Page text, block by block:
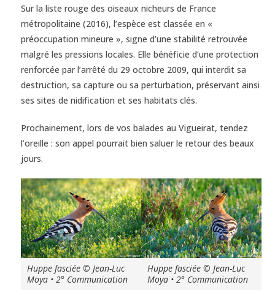
Sur la liste rouge des oiseaux nicheurs de France
métropolitaine (2016), l’espèce est classée en «
préoccupation mineure », signe d’une stabilité retrouvée
malgré les pressions locales. Elle bénéficie d’une protection
renforcée par l’arrêté du 29 octobre 2009, qui interdit sa
destruction, sa capture ou sa perturbation, préservant ainsi
ses sites de nidification et ses habitats clés.
Prochainement, lors de vos balades au Vigueirat, tendez
l’oreille : son appel pourrait bien saluer le retour des beaux
jours.
Huppe fasciée © Jean-Luc
Moya • 2° Communication
Huppe fasciée © Jean-Luc
Moya • 2° Communication